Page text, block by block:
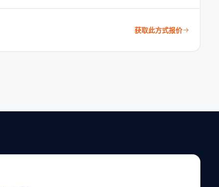
获取此方式报价